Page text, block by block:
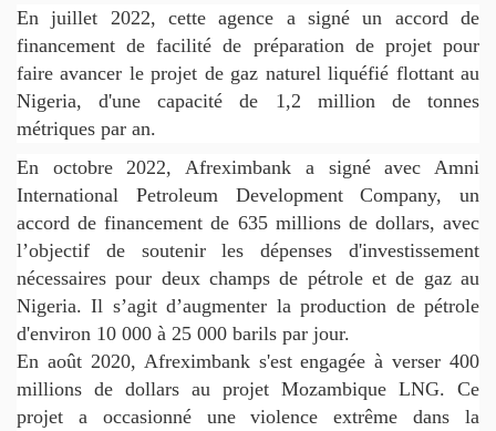
En juillet 2022, cette agence a signé un accord de
financement de facilité de préparation de projet pour
faire avancer le projet de gaz naturel liquéfié flottant au
Nigeria, d'une capacité de 1,2 million de tonnes
métriques par an.
En octobre 2022, Afreximbank a signé avec Amni
International Petroleum Development Company, un
accord de financement de 635 millions de dollars, avec
l’objectif de soutenir les dépenses d'investissement
nécessaires pour deux champs de pétrole et de gaz au
Nigeria. Il s’agit d’augmenter la production de pétrole
d'environ 10 000 à 25 000 barils par jour.
En août 2020, Afreximbank s'est engagée à verser 400
millions de dollars au projet Mozambique LNG. Ce
projet a occasionné une violence extrême dans la